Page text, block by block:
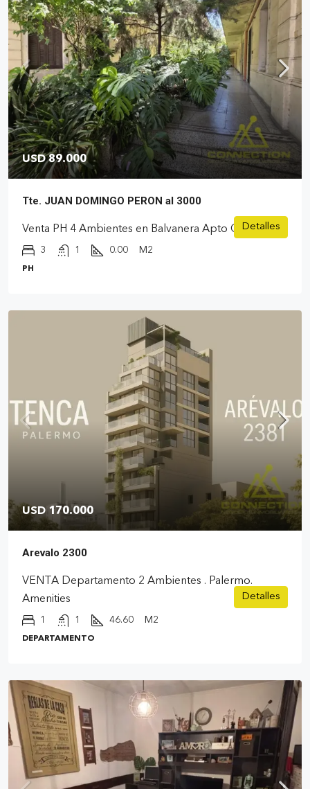
USD 89.000
Tte. JUAN DOMINGO PERON al 3000
Venta PH 4 Ambientes en Balvanera Apto Crédito
3 1 0.00 M2
PH
Detalles
USD 170.000
Arevalo 2300
VENTA Departamento 2 Ambientes . Palermo.
Amenities
1 1 46.60 M2
DEPARTAMENTO
Detalles